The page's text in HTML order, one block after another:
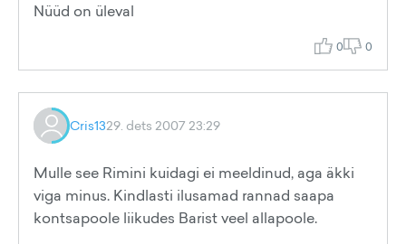
Nüüd on üleval
0 0
Cris1329. dets 2007 23:29
Mulle see Rimini kuidagi ei meeldinud, aga äkki
viga minus. Kindlasti ilusamad rannad saapa
kontsapoole liikudes Barist veel allapoole.